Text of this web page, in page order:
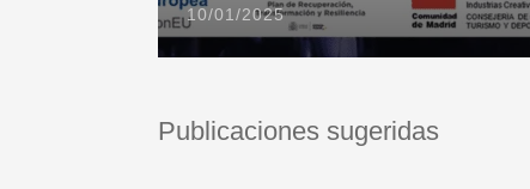
10/01/2025
Publicaciones sugeridas